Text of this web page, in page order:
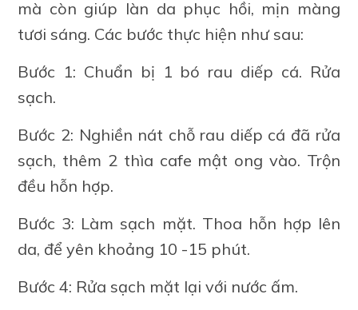
mà còn giúp làn da phục hồi, mịn màng
tươi sáng. Các bước thực hiện như sau:
Bước 1: Chuẩn bị 1 bó rau diếp cá. Rửa
sạch.
Bước 2: Nghiền nát chỗ rau diếp cá đã rửa
sạch, thêm 2 thìa cafe mật ong vào. Trộn
đều hỗn hợp.
Bước 3: Làm sạch mặt. Thoa hỗn hợp lên
da, để yên khoảng 10 -15 phút.
Bước 4: Rửa sạch mặt lại với nước ấm.